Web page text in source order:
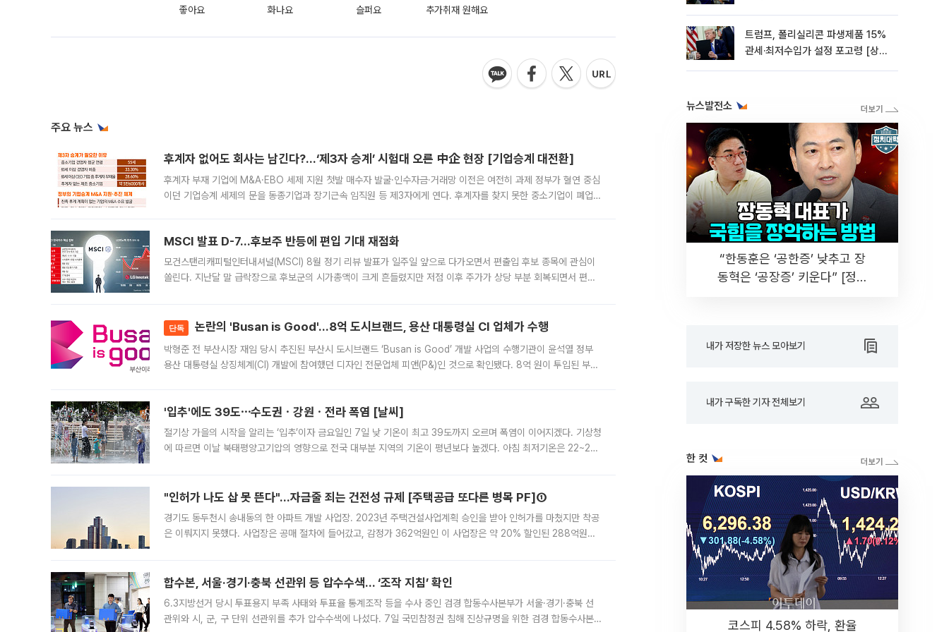
좋아요 화나요 슬퍼요 추가취재 원해요
주요 뉴스
후계자 없어도 회사는 남긴다?…‘제3자 승계’ 시험대 오른 中企 현장 [기업승계 대전환]
후계자 부재 기업에 M&A·EBO 세제 지원 첫발 매수자 발굴·인수자금·거래망 이전은 여전히 과제 정부가 혈연 중심
이던 기업승계 세제의 문을 동종기업과 장기근속 임직원 등 제3자에게 연다. 후계자를 찾지 못한 중소기업이 폐업
MSCI 발표 D-7…후보주 반등에 편입 기대 재점화
모건스탠리캐피털인터내셔널(MSCI) 8월 정기 리뷰 발표가 일주일 앞으로 다가오면서 편출입 후보 종목에 관심이
쏠린다. 지난달 말 급락장으로 후보군의 시가총액이 크게 흔들렸지만 저점 이후 주가가 상당 부분 회복되면서 편입
단독 논란의 'Busan is Good'…8억 도시브랜드, 용산 대통령실 CI 업체가 수행
박형준 전 부산시장 재임 당시 추진된 부산시 도시브랜드 ‘Busan is Good’ 개발 사업의 수행기관이 윤석열 정부
용산 대통령실 상징체계(CI) 개발에 참여했던 디자인 전문업체 피앤(P&)인 것으로 확인됐다. 8억 원이 투입된 부산
'입추'에도 39도⋯수도권ㆍ강원ㆍ전라 폭염 [날씨]
절기상 가을의 시작을 알리는 ‘입추’이자 금요일인 7일 낮 기온이 최고 39도까지 오르며 폭염이 이어지겠다. 기상청
에 따르면 이날 북태평양고기압의 영향으로 전국 대부분 지역의 기온이 평년보다 높겠다. 아침 최저기온은 22~27
"인허가 나도 삽 못 뜬다"…자금줄 죄는 건전성 규제 [주택공급 또다른 병목 PF]①
경기도 동두천시 송내동의 한 아파트 개발 사업장. 2023년 주택건설사업계획 승인을 받아 인허가를 마쳤지만 착공
은 이뤄지지 못했다. 사업장은 공매 절차에 들어갔고, 감정가 362억원인 이 사업장은 약 20% 할인된 288억원에
합수본, 서울·경기·충북 선관위 등 압수수색… ‘조작 지침’ 확인
6.3지방선거 당시 투표용지 부족 사태와 투표율 통계조작 등을 수사 중인 검경 합동수사본부가 서울·경기·충북 선
관위와 시, 군, 구 단위 선관위를 추가 압수수색에 나섰다. 7일 국민참정권 침해 진상규명을 위한 검경 합동수사본
트럼프, 폴리실리콘 파생제품 15%
관세·최저수입가 설정 포고령 [상
뉴스발전소
“한동훈은 ‘공한증’ 낮추고 장
동혁은 ‘공장증’ 키운다” [정치
내가 저장한 뉴스 모아보기
내가 구독한 기자 전체보기
한 컷
코스피 4.58% 하락, 환율